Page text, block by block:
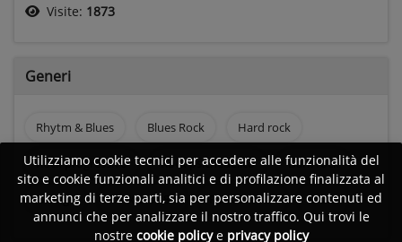
Visite: 1873
Generi
Rhytm & Blues Blues Rock Hard rock
Rock progressivo Rock psichedelico Dark rock
Grunge Rock anni 80 Rock anni 90 Blues
Utilizziamo cookie tecnici per accedere alle funzionalità del
sito e cookie funzionali analitici e di profilazione finalizzata al
marketing di terze parti, sia per personalizzare contenuti ed
annunci che per analizzare il nostro traffico. Qui trovi le
nostre cookie policye privacy policy